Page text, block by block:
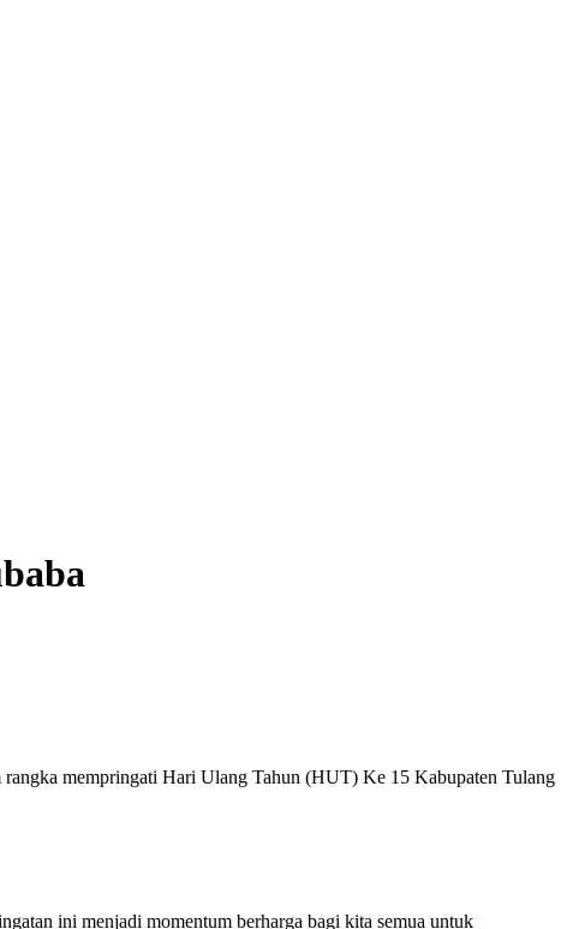
mempringati Hari Ulang Tahun (HUT) Ke 15 Kabupaten Tulang
ini menjadi momentum berharga bagi kita semua untuk